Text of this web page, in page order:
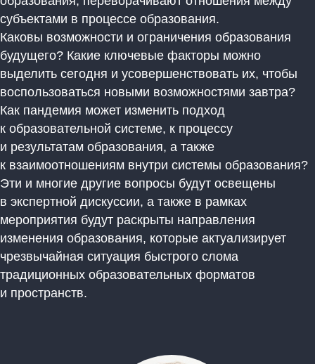
субъектами в процессе образования.
Каковы возможности и ограничения образования
будущего? Какие ключевые факторы можно
выделить сегодня и усовершенствовать их, чтобы
воспользоваться новыми возможностями завтра?
Как пандемия может изменить подход
к образовательной системе, к процессу
и результатам образования, а также
к взаимоотношениям внутри системы образования?
Эти и многие другие вопросы будут освещены
в экспертной дискуссии, а также в рамках
мероприятия будут раскрыты направления
изменения образования, которые актуализирует
чрезвычайная ситуация быстрого слома
традиционных образовательных форматов
и пространств.